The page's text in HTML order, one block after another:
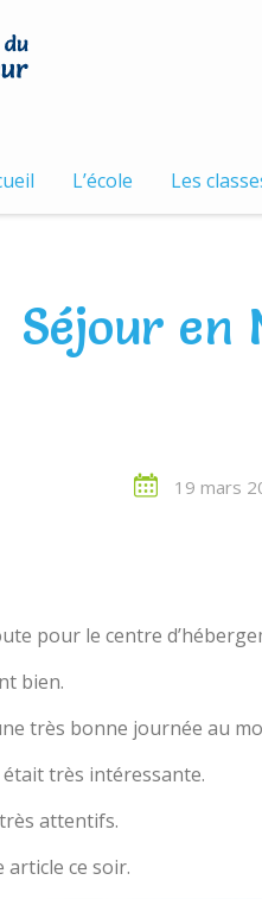
L’école Les
Séjour en
19 mars
pour le centre
bien.
très bonne journée au
était très intéressante.
attentifs.
article ce soir.